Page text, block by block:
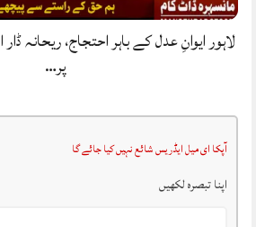
لاہور ایوانِ عدل کے باہر احتجاج، ریحانہ
پر…
آپکا ای میل ایڈریس شائع نہیں کیا جائے گا
اپنا تبصرہ لکھیں